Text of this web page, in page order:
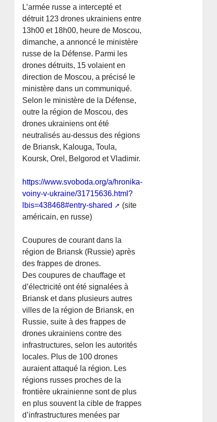
L’armée russe a intercepté et
détruit 123 drones ukrainiens entre
13h00 et 18h00, heure de Moscou,
dimanche, a annoncé le ministère
russe de la Défense. Parmi les
drones détruits, 15 volaient en
direction de Moscou, a précisé le
ministère dans un communiqué.
Selon le ministère de la Défense,
outre la région de Moscou, des
drones ukrainiens ont été
neutralisés au-dessus des régions
de Briansk, Kalouga, Toula,
Koursk, Orel, Belgorod et Vladimir.
https://www.svoboda.org/a/hronika-
voiny-v-ukraine/31715636.html?
lbis=438468#entry-shared
(site
américain, en russe)
Coupures de courant dans la
région de Briansk (Russie) après
des frappes de drones.
Des coupures de chauffage et
d’électricité ont été signalées à
Briansk et dans plusieurs autres
villes de la région de Briansk, en
Russie, suite à des frappes de
drones ukrainiens contre des
infrastructures, selon les autorités
locales. Plus de 100 drones
auraient attaqué la région. Les
régions russes proches de la
frontière ukrainienne sont de plus
en plus souvent la cible de frappes
d’infrastructures menées par